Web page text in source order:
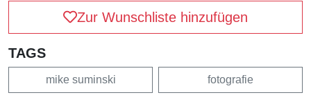
Zur Wunschliste hinzufügen
TAGS
mike suminski fotografie